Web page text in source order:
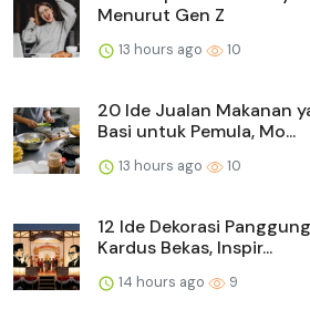
Menurut Gen Z
13 hours ago 10
20 Ide Jualan Makanan
Basi untuk Pemula, Mo...
13 hours ago 10
12 Ide Dekorasi
Kardus Bekas, Inspir...
14 hours ago 9